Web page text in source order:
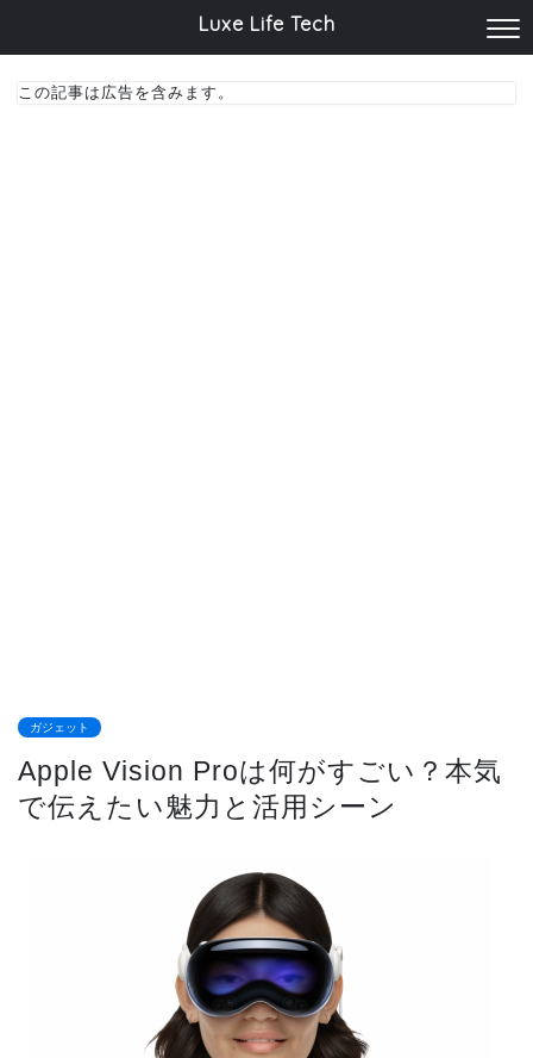
Luxe Life Tech
この記事は広告を含みます。
ガジェット
Apple Vision Proは何がすごい？本気
で伝えたい魅力と活用シーン